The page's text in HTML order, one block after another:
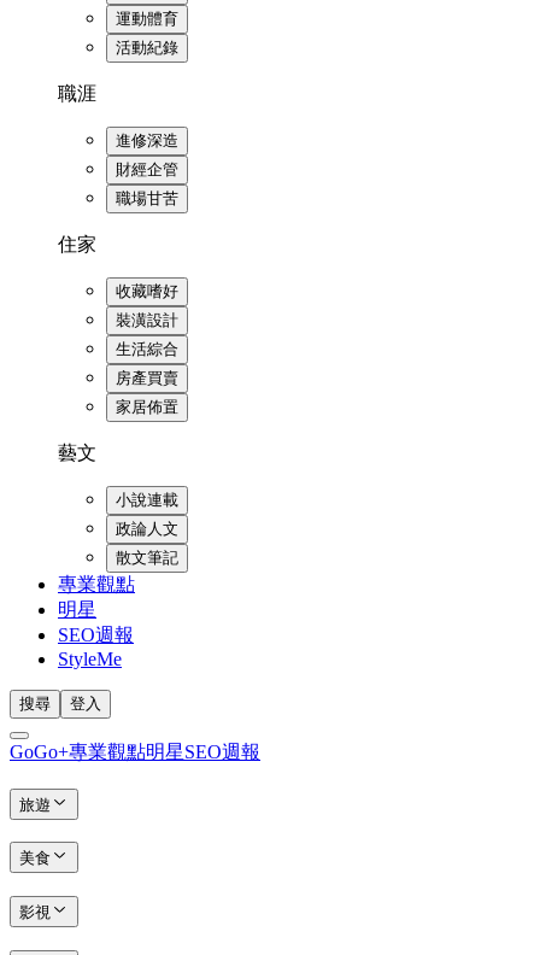
運動體育
活動紀錄
職涯
進修深造
財經企管
職場甘苦
住家
收藏嗜好
裝潢設計
生活綜合
房產買賣
家居佈置
藝文
小說連載
政論人文
散文筆記
專業觀點
明星
SEO週報
StyleMe
搜尋 登入
GoGo+專業觀點明星SEO週報
旅遊
美食
影視